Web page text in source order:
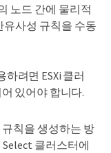
노드 간에 물리적
유사성 규칙을 수동
려면 ESXi 클러
있어야 합니다.
규칙을 생성하는 방
클러스터에